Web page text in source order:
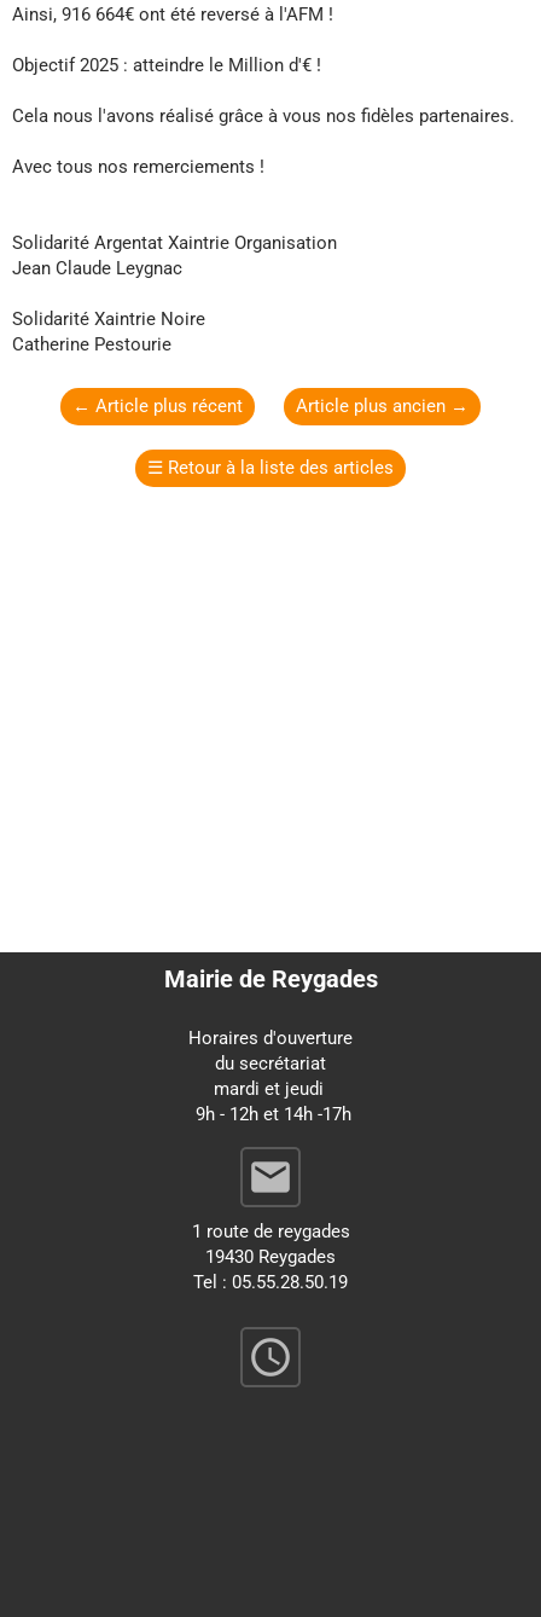
Ainsi, 916 664€ ont été reversé à l'AFM !
Objectif 2025 : atteindre le Million d'€ !
Cela nous l'avons réalisé grâce à vous nos fidèles partenaires.
Avec tous nos remerciements !
Solidarité Argentat Xaintrie Organisation
Jean Claude Leygnac
Solidarité Xaintrie Noire
Catherine Pestourie
← Article plus récent Article plus ancien →
☰ Retour à la liste des articles
Mairie de Reygades
Horaires d'ouverture
du secrétariat
mardi et jeudi
9h - 12h et 14h -17h
email
1 route de reygades
19430 Reygades
Tel : 05.55.28.50.19
query_builder